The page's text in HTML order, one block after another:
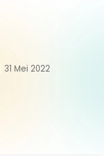
31 Mei 2022